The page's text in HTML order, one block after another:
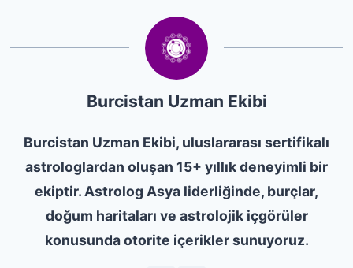
Burcistan Uzman Ekibi
Burcistan Uzman Ekibi, uluslararası sertifikalı
astrologlardan oluşan 15+ yıllık deneyimli bir
ekiptir. Astrolog Asya liderliğinde, burçlar,
doğum haritaları ve astrolojik içgörüler
konusunda otorite içerikler sunuyoruz.